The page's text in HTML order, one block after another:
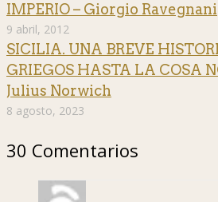
IMPERIO – Giorgio Ravegnani
9 abril, 2012
SICILIA. UNA BREVE
GRIEGOS HASTA LA COSA
Julius Norwich
8 agosto, 2023
30 Comentarios